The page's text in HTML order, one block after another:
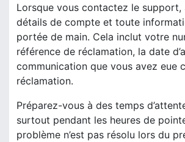
Lorsque vous contactez le support,
détails de compte et toute
portée de main. Cela inclut votre
référence de réclamation, la date
communication que vous avez eue
réclamation.
Préparez-vous à des temps
surtout pendant les heures de
problème n’est pas résolu lors du